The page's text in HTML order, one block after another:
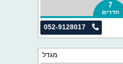
7
חדרים
052-9128017
מגדל